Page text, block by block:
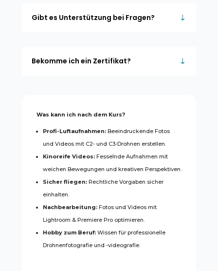
Gibt es Unterstützung bei Fragen?
Bekomme ich ein Zertifikat?
Was kann ich nach dem Kurs?
Profi-Luftaufnahmen:Beeindruckende Fotos
und Videos mit C2- und C3-Drohnen erstellen.
Kinoreife Videos:Fesselnde Aufnahmen mit
weichen Bewegungen und kreativen Perspektiven.
Sicher fliegen:Rechtliche Vorgaben sicher
einhalten.
Nachbearbeitung:Fotos und Videos mit
Lightroom & Premiere Pro optimieren.
Hobby zum Beruf:Wissen für professionelle
Drohnenfotografie und -videografie.